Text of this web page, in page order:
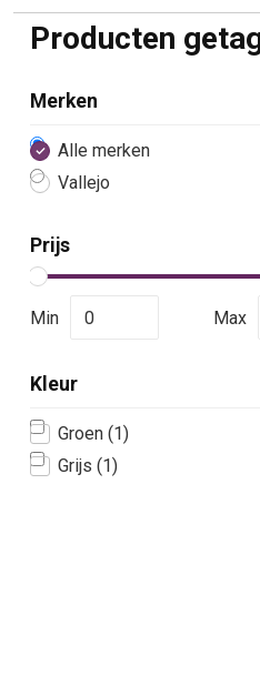
Producten
Merken
Alle merken
Vallejo
Kleur
Groen (1)
Grijs (1)
Prijs
Min Max